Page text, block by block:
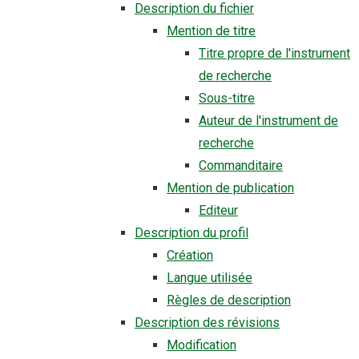
Description du fichier
Mention de titre
Titre propre de l'instrument
de recherche
Sous-titre
Auteur de l'instrument de
recherche
Commanditaire
Mention de publication
Editeur
Description du profil
Création
Langue utilisée
Règles de description
Description des révisions
Modification